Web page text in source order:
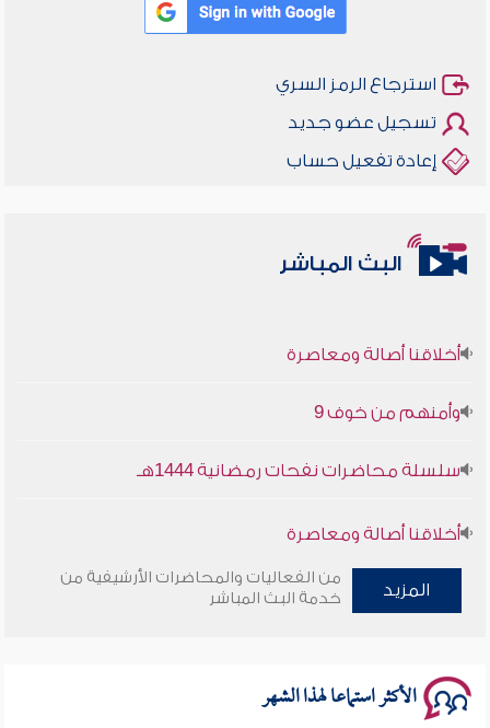
استرجاع الرمز السري
تسجيل عضو جديد
إعادة تفعيل حساب
البث المباشر
أخلاقنا أصالة ومعاصرة
وأمنهم من خوف 9
سلسلة محاضرات نفحات رمضانية 1444هـ
أخلاقنا أصالة ومعاصرة
وأمنهم من خوف 9
المزيد
من الفعاليات والمحاضرات الأرشيفية من
خدمة البث المباشر
الأكثر استماعا لهذا الشهر